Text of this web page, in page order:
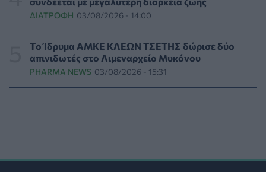
απομόνωση
Χαλκιδική: Εντός ορίων τα αποτελέσματα από τις
πρώτες μικροβιολογικές αναλύσεις στο πόσιμο νερό
ΔΙΑΤΡΟΦΉ 03/08/2026 - 14:00
Tο Ίδρυμα ΑΜΚΕ ΚΛΕΩΝ ΤΣΕΤΗΣ δώρισε δύο
απινιδωτές στο Λιμεναρχείο Μυκόνου
PHARMA NEWS 03/08/2026 - 15:31